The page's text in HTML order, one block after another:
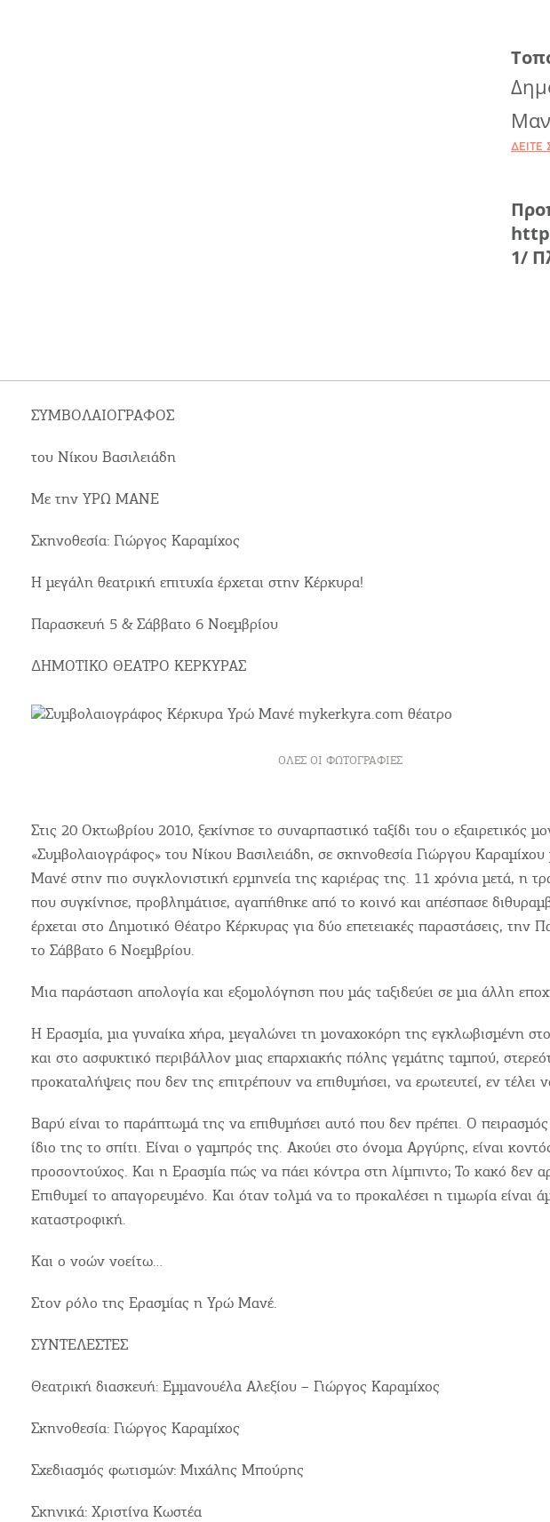
Nomads,
ΔΕΊΤΕ
1/
ΣΥΜΒΟΛΑΙΟΓΡΑΦΟΣ
του Νίκου Βασιλειάδη
Με την ΥΡΩ ΜΑΝΕ
Σκηνοθεσία: Γιώργος Καραμίχος
Η μεγάλη θεατρική επιτυχία έρχεται στην Κέρκυρα!
Παρασκευή 5 & Σάββατο 6 Νοεμβρίου
ΔΗΜΟΤΙΚΟ ΘΕΑΤΡΟ ΚΕΡΚΥΡΑΣ
ΌΛΕΣ ΟΙ ΦΩΤΟΓΡΑΦΊΕΣ
Στις 20 Οκτωβρίου 2010, ξεκίνησε το συναρπαστικό ταξίδι του ο εξαιρετικός
«Συμβολαιογράφος» του Νίκου Βασιλειάδη, σε σκηνοθεσία Γιώργου
Μανέ στην πιο συγκλονιστική ερμηνεία της καριέρας της. 11 χρόνια μετά, η
που συγκίνησε, προβλημάτισε, αγαπήθηκε από το κοινό και απέσπασε
έρχεται στο Δημοτικό Θέατρο Κέρκυρας για δύο επετειακές παραστάσεις, την
το Σάββατο 6 Νοεμβρίου.
Μια παράσταση απολογία και εξομολόγηση που μάς ταξιδεύει σε μια άλλη
Η Ερασμία, μια γυναίκα χήρα, μεγαλώνει τη μοναχοκόρη της εγκλωβισμένη
και στο ασφυκτικό περιβάλλον μιας επαρχιακής πόλης γεμάτης ταμπού,
προκαταλήψεις που δεν της επιτρέπουν να επιθυμήσει, να ερωτευτεί, εν τέλει
Βαρύ είναι το παράπτωμά της να επιθυμήσει αυτό που δεν πρέπει. Ο πειρασμός
ίδιο της το σπίτι. Είναι ο γαμπρός της. Ακούει στο όνομα Αργύρης, είναι
προσοντούχος. Και η Ερασμία πώς να πάει κόντρα στη λίμπιντο; Το κακό δεν
Επιθυμεί το απαγορευμένο. Και όταν τολμά να το προκαλέσει η τιμωρία είναι
καταστροφική.
Και ο νοών νοείτω…
Στον ρόλο της Ερασμίας η Υρώ Μανέ.
ΣΥΝΤΕΛΕΣΤΕΣ
Θεατρική διασκευή: Εμμανουέλα Αλεξίου – Γιώργος Καραμίχος
Σκηνοθεσία: Γιώργος Καραμίχος
Σχεδιασμός φωτισμών: Μιχάλης Μπούρης
Σκηνικά: Χριστίνα Κωστέα
COOKIES.
Θα θέλαμε να σας ενημερώσουμε πως χρησιμοποιούμε Cookies.
Μοναδικός μας σκοπός η καλύτερη εμπειρία των χρηστών μας.
Επιλέγοντας να συνεχίσετε συμφωνείτε στη χρήση Cookies.